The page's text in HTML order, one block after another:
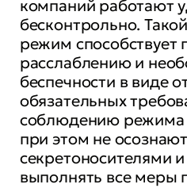
компаний работают
бесконтрольно.
режим способствует
расслаблению и
беспечности в виде
обязательных
соблюдению режима
при этом не
секретоносителями
выполнять все меры